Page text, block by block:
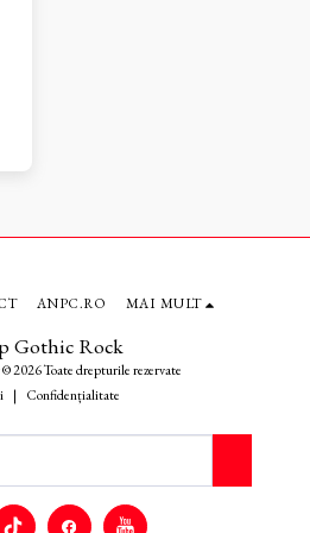
I-
Gothic Rock
2026 Toate drepturile rezervate
| Confidențialitate
ANPC.RO MAI MULT